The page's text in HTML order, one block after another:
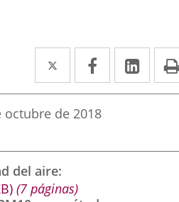
Twitter
Enlace
a
una
externa.
Facebook
Enlace
a
una
externa.
a
octubre de 2018
del aire
) (7 páginas)